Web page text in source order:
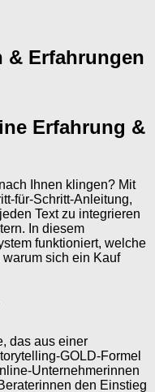
& Erfahrungen
Erfahrung &
Ihnen klingen? Mit
für-Schritt-Anleitung,
Text zu integrieren
In diesem
funktioniert, welche
sich ein Kauf
das aus einer
GOLD-Formel
Unternehmerinnen
den Einstieg